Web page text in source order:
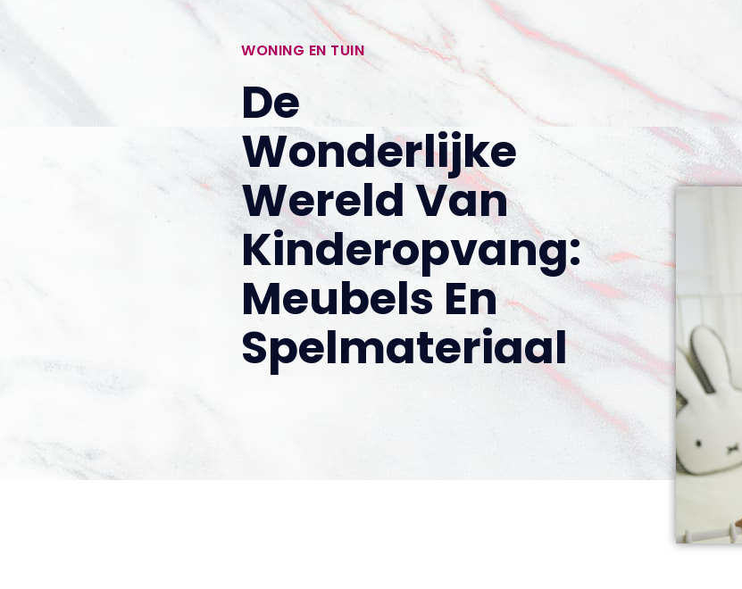
WONING EN TUIN
De
Wonderlijke
Wereld Van
Kinderopvang:
Meubels En
Spelmateriaal